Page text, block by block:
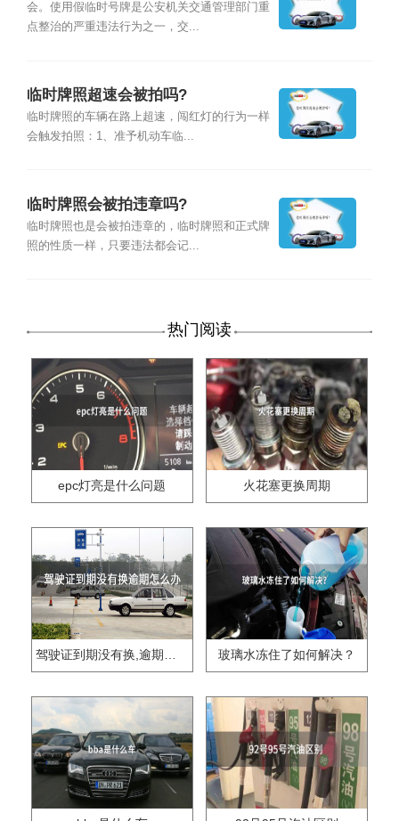
会。使用假临时号牌是公安机关交通管理部门重
点整治的严重违法行为之一，交...
临时牌照超速会被拍吗?
临时牌照的车辆在路上超速，闯红灯的行为一样
会触发拍照：1、准予机动车临...
临时牌照会被拍违章吗?
临时牌照也是会被拍违章的，临时牌照和正式牌
照的性质一样，只要违法都会记...
热门阅读
epc灯亮是什么问题 火花塞更换周期
驾驶证到期没有换,逾期怎么办?? 玻璃水冻住了如何解决？